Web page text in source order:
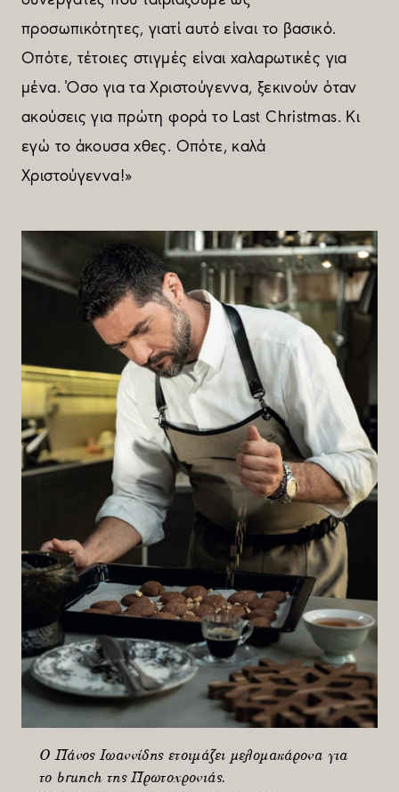
προσωπικότητες, γιατί αυτό είναι το βασικό.
Οπότε, τέτοιες στιγµές είναι χαλαρωτικές για
µένα. Όσο για τα Χριστούγεννα, ξεκινούν όταν
ακούσεις για πρώτη φορά το Last Christmas. Κι
εγώ το άκουσα χθες. Οπότε, καλά
Χριστούγεννα!»
Ο Πάνος Ιωαννίδης ετοιμάζει μελομακάρονα για
το brunch της Πρωτοχρονιάς.